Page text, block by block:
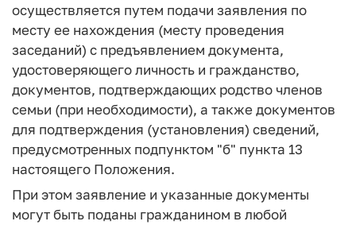
осуществляется путем подачи заявления по
месту ее нахождения (месту проведения
заседаний) с предъявлением документа,
удостоверяющего личность и гражданство,
документов, подтверждающих родство членов
семьи (при необходимости), а также документов
для подтверждения (установления) сведений,
предусмотренных подпунктом "б" пункта 13
настоящего Положения.
При этом заявление и указанные документы
могут быть поданы гражданином в любой